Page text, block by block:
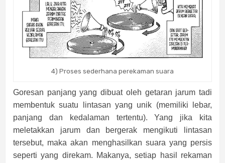
4) Proses sederhana perekaman suara
Goresan panjang yang dibuat oleh getaran jarum tadi
membentuk suatu lintasan yang unik (memiliki lebar,
panjang dan kedalaman tertentu). Yang jika kita
meletakkan jarum dan bergerak mengikuti lintasan
tersebut, maka akan menghasilkan suara yang persis
seperti yang direkam. Makanya, setiap hasil rekaman